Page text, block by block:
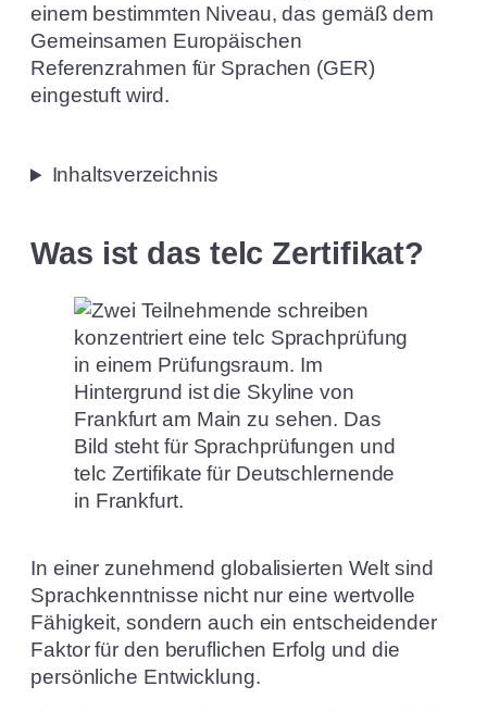
einem bestimmten Niveau, das gemäß dem
Gemeinsamen Europäischen
Referenzrahmen für Sprachen (GER)
eingestuft wird.
Inhaltsverzeichnis
Was ist das telc Zertifikat?
In einer zunehmend globalisierten Welt sind
Sprachkenntnisse nicht nur eine wertvolle
Fähigkeit, sondern auch ein entscheidender
Faktor für den beruflichen Erfolg und die
persönliche Entwicklung.